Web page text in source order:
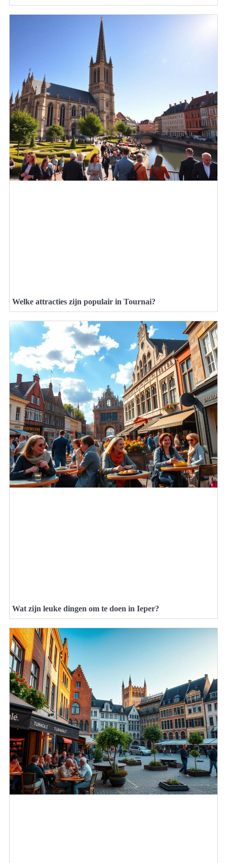
Welke attracties zijn populair in Tournai?
Wat zijn leuke dingen om te doen in Ieper?